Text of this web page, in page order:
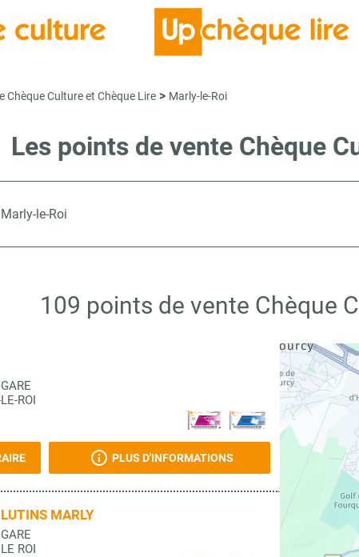
Chèque Culture et Chèque Lire > Marly-le-Roi
Les points de vente Chèque
Marly-le-Roi
109 points de vente Chèque
ROI
PLUS D'INFORMATIONS
MARLY
ROI